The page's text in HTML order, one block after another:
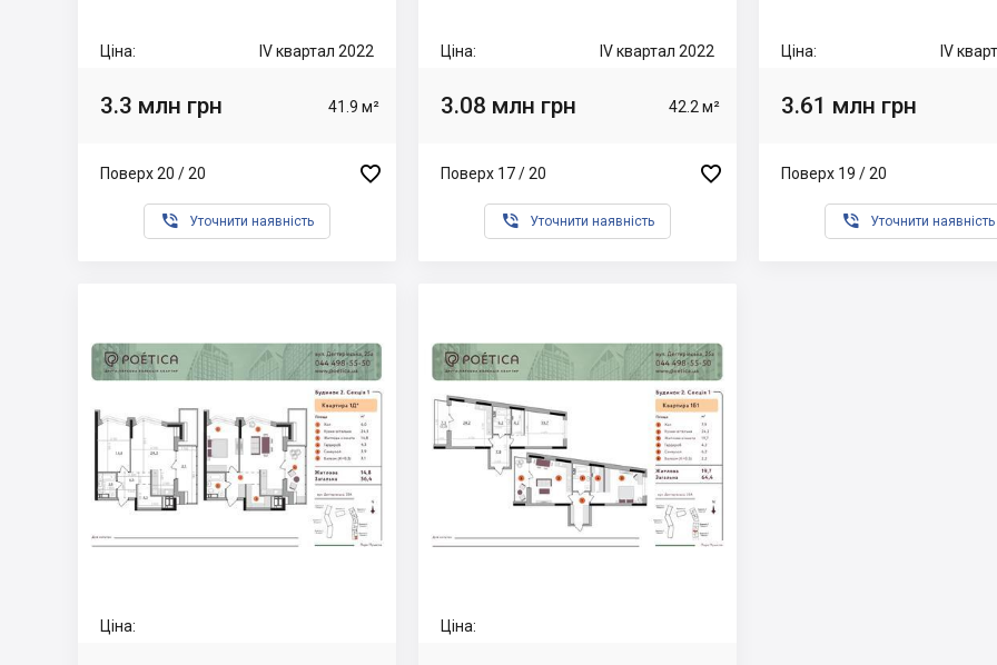
Ціна: IV квартал 2022
3.3 млн грн 41.9 м²
Поверх 20 / 20 
 Уточнити наявність
Ціна: IV квартал 2022
3.08 млн грн 42.2 м²
Поверх 17 / 20 
 Уточнити наявність
Ціна: IV
3.61 млн грн
Поверх 19 / 20
 Уточнити наявність
Ціна: Ціна: